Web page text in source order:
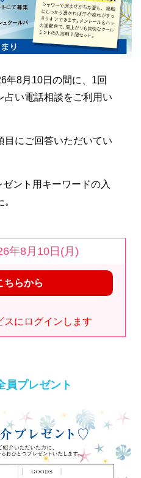
年8月10日の間に、1回
占い電話相談をご利用い
目にご回答いただいてい
ント用キーワードの入
年8月10日(月)
ちらから
にログインします
員プレゼント